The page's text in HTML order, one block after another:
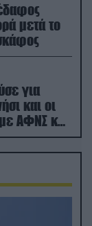
μετά το
για
και οι
ΑΦΝΣ και